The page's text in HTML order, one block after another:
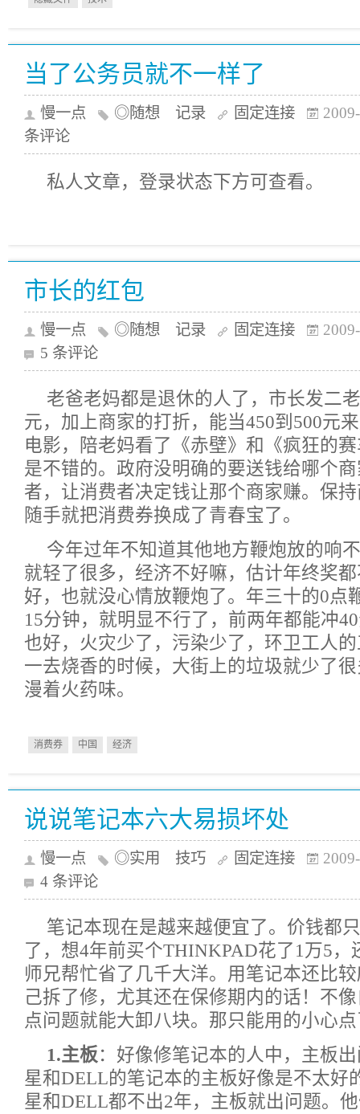
当了公务员就不一样了
慢一点 ◎随想 记录 固定连接
条评论
私人文章，登录状态下方可查看。
市长的红包
慢一点 ◎随想 记录 固定连接
5 条评论
老爸老妈都是退休的人了，市长发二
元，加上商家的打折，能当450到500元
电影，陪老妈看了《赤壁》和《疯狂的
是不错的。政府没明确的要送钱给哪个
者，让消费者决定钱让那个商家赚。保
随手就把消费券换成了青春宝了。
今年过年不知道其他地方鞭炮放的响
就轻了很多，经济不好嘛，估计年终奖
好，也就没心情放鞭炮了。年三十的0点
15分钟，就明显不行了，前两年都能冲
也好，火灾少了，污染少了，环卫工人
一去烧香的时候，大街上的垃圾就少了
漫着火药味。
消费券 中国 经济
说说笔记本六大易损坏处
慢一点 ◎实用 技巧 固定连接
4 条评论
笔记本现在是越来越便宜了。价钱都
了，想4年前买个THINKPAD花了1万5，
师兄帮忙省了几千大洋。用笔记本还比
己拆了修，尤其还在保修期内的话！不
点问题就能大卸八块。那只能用的小心
1.主板 ：好像修笔记本的人中，主板
星和DELL的笔记本的主板好像是不太好
星和DELL都不出2年，主板就出问题。